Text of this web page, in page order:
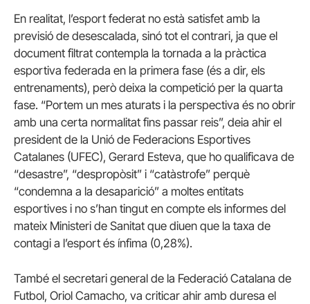
En realitat, l’esport federat no està satisfet amb la
previsió de desescalada, sinó tot el contrari, ja que el
document filtrat contempla la tornada a la pràctica
esportiva federada en la primera fase (és a dir, els
entrenaments), però deixa la competició per la quarta
fase. “Portem un mes aturats i la perspectiva és no obrir
amb una certa normalitat fins passar reis”, deia ahir el
president de la Unió de Federacions Esportives
Catalanes (UFEC), Gerard Esteva, que ho qualificava de
“desastre”, “despropòsit” i “catàstrofe” perquè
“condemna a la desaparició” a moltes entitats
esportives i no s’han tingut en compte els informes del
mateix Ministeri de Sanitat que diuen que la taxa de
contagi a l’esport és ínfima (0,28%).
També el secretari general de la Federació Catalana de
Futbol, Oriol Camacho, va criticar ahir amb duresa el